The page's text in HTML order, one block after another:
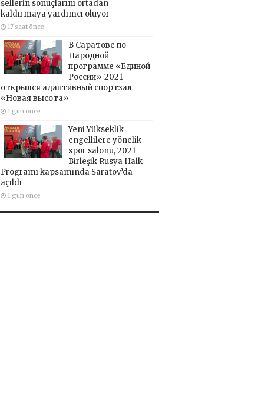
sellerin sonuçlarını ortadan
kaldırmaya yardımcı oluyor
17 saat önce
В Саратове по
Народной
программе «Единой
России»-2021
открылся адаптивный спортзал
«Новая высота»
1 gün önce
Yeni Yükseklik
engellilere yönelik
spor salonu, 2021
Birleşik Rusya Halk
Programı kapsamında Saratov’da
açıldı
1 gün önce